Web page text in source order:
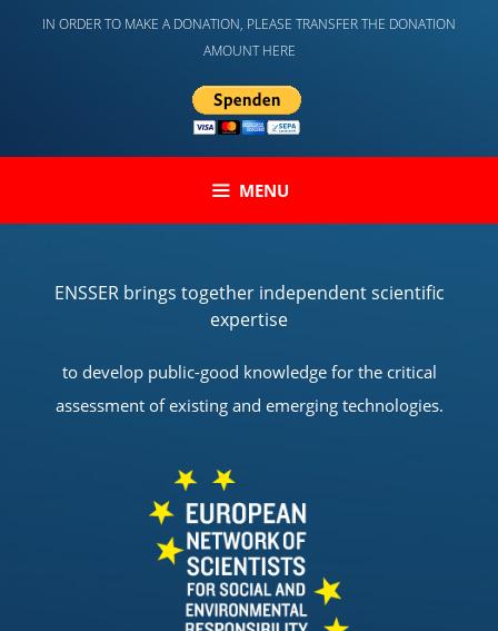
IN ORDER TO MAKE A DONATION, PLEASE TRANSFER THE DONATION
AMOUNT HERE
MENU
ENSSER brings together independent scientific
expertise
to develop public-good knowledge for the critical
assessment of existing and emerging technologies.